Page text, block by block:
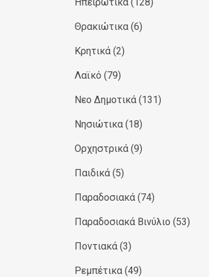
Θρακιώτικα (6)
Κρητικά (2)
Λαϊκό (79)
Νεο Δημοτικά (131)
Νησιώτικα (18)
Ορχηστρικά (9)
Παιδικά (5)
Παραδοσιακά (74)
Παραδοσιακά Βινύλιο (53)
Ποντιακά (3)
Ρεμπέτικα (49)